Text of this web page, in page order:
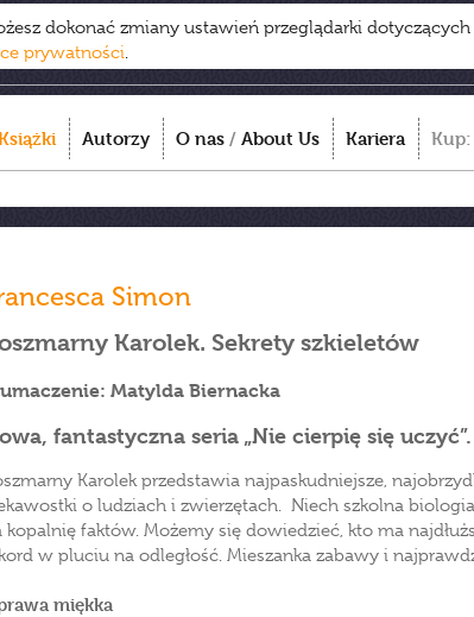
dokonać zmiany ustawień przeglądarki dotyczących
prywatności.
Autorzy O nas / About Us Kariera Kup:
Simon
Karolek. Sekrety szkieletów
Matylda Biernacka
fantastyczna seria „Nie cierpię się uczyć”.
Karolek przedstawia najpaskudniejsze,
o ludziach i zwierzętach. Niech szkolna
kopalnię faktów. Możemy się dowiedzieć, kto ma
w pluciu na odległość. Mieszanka zabawy i
miękka